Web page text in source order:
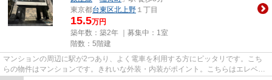
東京都台東区北上野 １丁目
15.5万円
築年数：築2年 ｜募集中： 1室
階数：5階建
マンションの周辺に駅が2つあり、よく電車を利用する方にピッタリです。こち
らの物件はマンションです。きれいな外装・内装がポイント。こちらはエレベー